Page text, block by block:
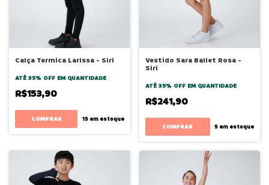
Calça Termica Larissa - Siri
ATÉ 35% OFF EM QUANTIDADE
R$153,90
COMPRAR 15em estoque
Vestido Sara Ballet Rosa -
Siri
ATÉ 35% OFF EM QUANTIDADE
R$241,90
COMPRAR 5 em estoque